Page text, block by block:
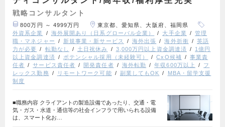
戦略コンサルタント
800万円 ～ 4999万円
東京都、愛知県、大阪府、福岡県
外資系企業
海外展開あり（日系グローバル企業） 大手企業
管理
職・マネジャー
新規事業・新サービス 海外出張 海外折衝
英語
力が必要
転勤なし 土日祝休み 3,000万円以上資金調達済
1億円
以上資金調達済
ポテンシャル採用（未経験可） CxO候補
事業責
任者
サービス責任者 開発責任者 海外転勤 年収600万以上
フ
レックス勤務
リモートワーク可能 副業してもOK
MBA・留学支援
制度
■職務内容 クライアントの製造設備であったり、交通・電
気・ガス・水道・通信等の社会インフラで用いられる設備
は、スマート化お…